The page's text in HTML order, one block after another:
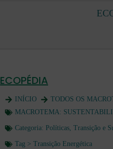
ECOPÉDIA
INÍCIO
TODOS OS
MACROTEMA:
Categoria: Políticas, Transição e
Tag > Transição Energética